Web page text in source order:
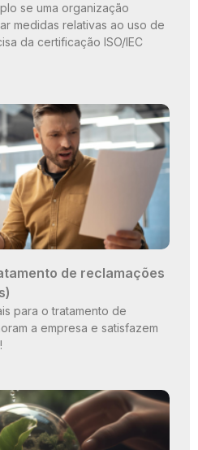
se uma organização
medidas relativas ao uso de
da certificação ISO/IEC
de reclamações
para o tratamento de
a empresa e satisfazem